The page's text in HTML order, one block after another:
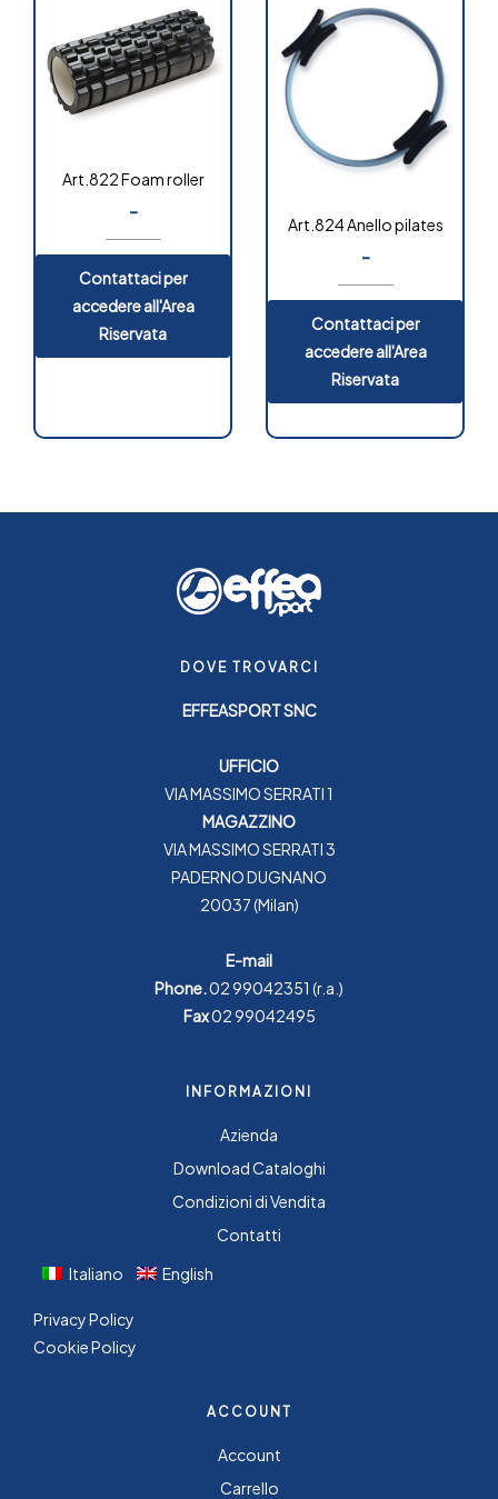
Art.822 Foam roller
-
Contattaci per
accedere all'Area
Riservata
Art.824 Anello pilates
-
Contattaci per
accedere all'Area
Riservata
DOVE TROVARCI
EFFEASPORT SNC
UFFICIO
VIA MASSIMO SERRATI 1
MAGAZZINO
VIA MASSIMO SERRATI 3
PADERNO DUGNANO
20037 (Milan)
E-mail
Phone.02 99042351 (r.a.)
Fax02 99042495
INFORMAZIONI
Azienda
Download Cataloghi
Condizioni di Vendita
Contatti
Italiano
English
Privacy Policy
Cookie Policy
ACCOUNT
Account
Carrello